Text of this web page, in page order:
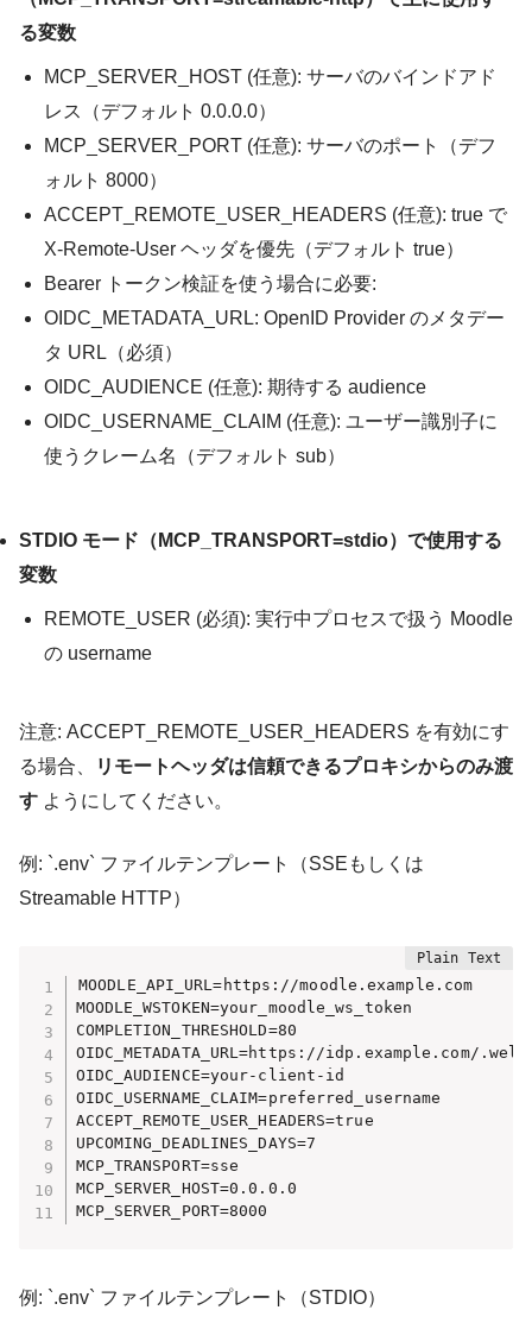
る変数
MCP_SERVER_HOST(任意): サーバのバインドアド
レス（デフォルト 0.0.0.0）
MCP_SERVER_PORT(任意): サーバのポート（デフ
ォルト 8000）
ACCEPT_REMOTE_USER_HEADERS (任意): trueで
X-Remote-Userヘッダを優先（デフォルト true）
Bearer トークン検証を使う場合に必要:
OIDC_METADATA_URL: OpenID Provider のメタデー
タ URL（必須）
OIDC_AUDIENCE (任意): 期待する audience
OIDC_USERNAME_CLAIM (任意): ユーザー識別子に
使うクレーム名（デフォルト sub）
STDIO モード（MCP_TRANSPORT=stdio）で使用する
変数
REMOTE_USER (必須): 実行中プロセスで扱う Moodle
の username
注意: ACCEPT_REMOTE_USER_HEADERS を有効にす
る場合、
リモートヘッダは信頼できるプロキシからのみ渡
す ようにしてください。
例: `.env` ファイルテンプレート（SSEもしくは
Streamable HTTP）
MOODLE_API_URL=https://moodle.example.com
MOODLE_WSTOKEN=your_moodle_ws_token
COMPLETION_THRESHOLD=80
OIDC_METADATA_URL=https://idp.example.com/
OIDC_AUDIENCE=your-client-id
OIDC_USERNAME_CLAIM=preferred_username
ACCEPT_REMOTE_USER_HEADERS=true
UPCOMING_DEADLINES_DAYS=7
MCP_TRANSPORT=sse
MCP_SERVER_HOST=0.0.0.0
MCP_SERVER_PORT=8000
例: `.env` ファイルテンプレート（STDIO）